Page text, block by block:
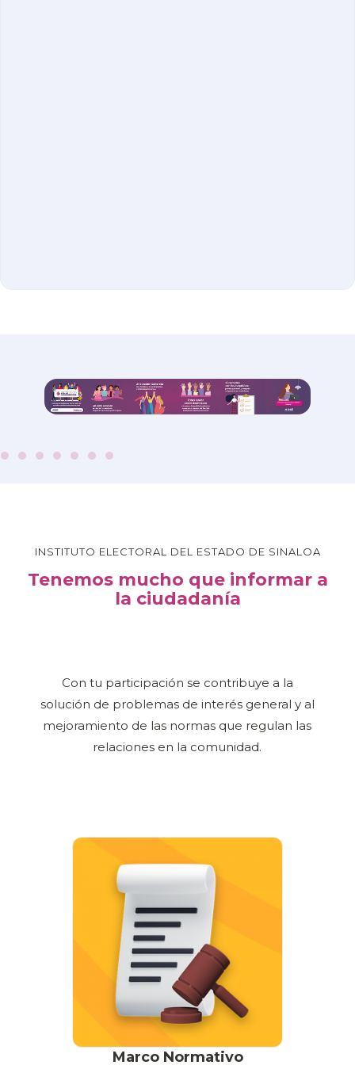
INSTITUTO ELECTORAL DEL ESTADO DE SINALOA
Tenemos mucho que informar a
la ciudadanía
Con tu participación se contribuye a la
solución de problemas de interés general y al
mejoramiento de las normas que regulan las
relaciones en la comunidad.
Marco Normativo